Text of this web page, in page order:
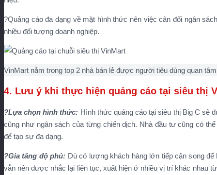
?Quảng cáo đa dạng về mặt hình thức nên việc cân đối ngân
nhiều đối tượng doanh nghiệp.
VinMart nằm trong top 2 nhà bán lẻ được người tiêu dùng quan
4. Lưu ý khi thực hiện quảng cáo tại siêu thị
?Lựa chọn hình thức: Hình thức quảng cáo tại siêu thị Big C sẽ
cũng như ngân sách của từng chiến dịch. Nhà đầu tư cũng có
để tạo sự đa dạng.
?Gia tăng độ phủ: Dù có lượng khách hàng lớn tiếp cận song
vẫn nên được nhắc lại liên tục, xuất hiện ở nhiều vị trí khác nhau